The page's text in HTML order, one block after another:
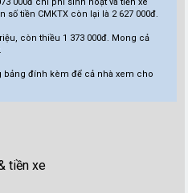
tiền CMKTX còn lại là 2 627 000đ.
còn thiều 1 373 000đ. Mong cả
đính kèm để cả nhà xem cho
tiền xe